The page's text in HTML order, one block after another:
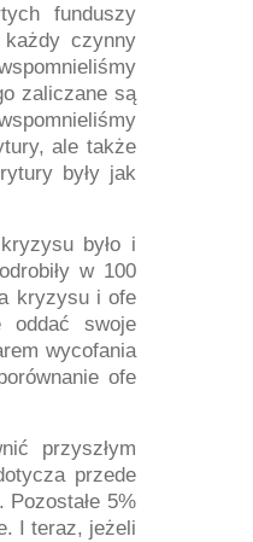
funduszy
czynny
zaliczane są
ale także
były jak
było i
w 100
kryzysu i ofe
oddać swoje
wycofania
ofe
przyszłym
przede
5%
I teraz, jeżeli